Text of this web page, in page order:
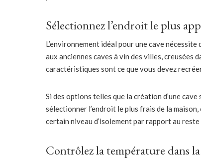
Sélectionnez l’endroit le plus
L’environnement idéal pour une cave
aux anciennes caves à vin des villes, creusées
caractéristiques sont ce que vous devez
Si des options telles que la création d’une
sélectionner l’endroit le plus frais de la
certain niveau d’isolement par rapport au reste
Contrôlez la température dans